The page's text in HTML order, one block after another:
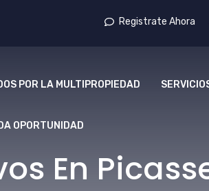
Registrate Ahora
POR LA MULTIPROPIEDAD
OPORTUNIDAD
En